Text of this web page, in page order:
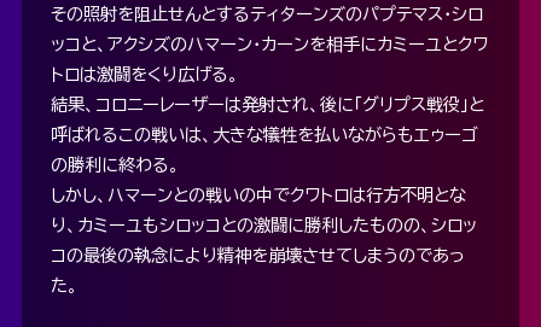
その照射を阻止せんとするティターンズのパプテマス・シロ
ッコと、アクシズのハマーン・カーンを相手にカミーユとクワ
トロは激闘をくり広げる。
結果、コロニーレーザーは発射され、後に「グリプス戦役」と
呼ばれるこの戦いは、大きな犠牲を払いながらもエゥーゴ
の勝利に終わる。
しかし、ハマーンとの戦いの中でクワトロは行方不明とな
り、カミーユもシロッコとの激闘に勝利したものの、シロッ
コの最後の執念により精神を崩壊させてしまうのであっ
た。